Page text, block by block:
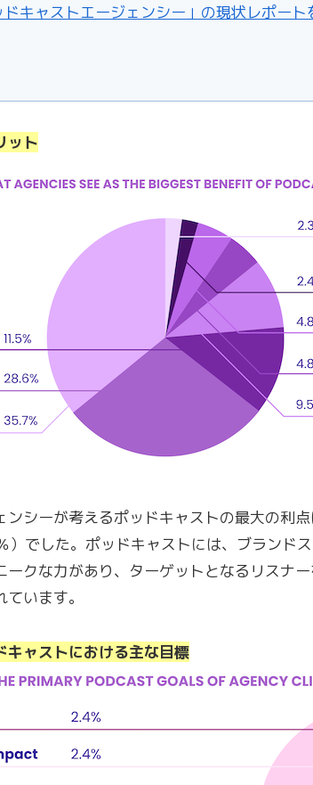
キャストエージェンシー」の現状レポー
ット
シーが考えるポッドキャストの最大の利
でした。ポッドキャストには、ブランド
ークな力があり、ターゲットとなるリスナ
います。
ャストにおける主な目標